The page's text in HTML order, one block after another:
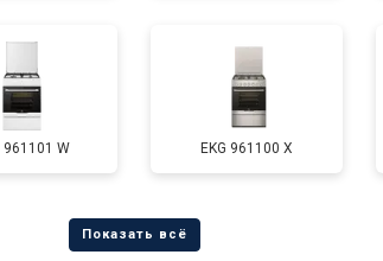
961101 W EKG 961100 X